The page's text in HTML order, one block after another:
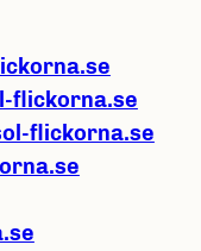
flickorna.se
flickorna.se